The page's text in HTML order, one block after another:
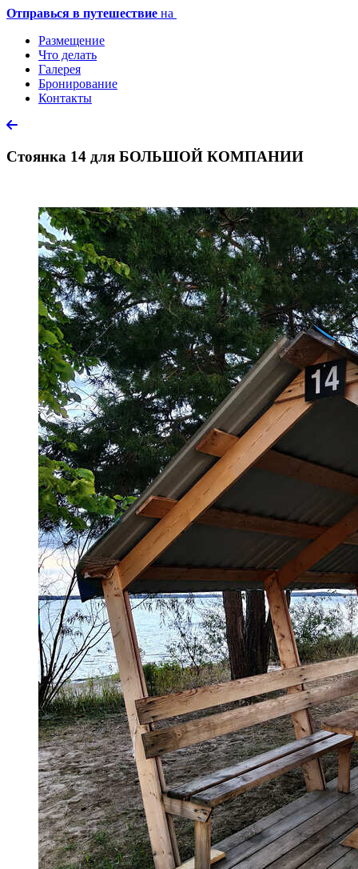
Отправься в путешествие на
Размещение
Что делать
Галерея
Бронирование
Контакты
Стоянка 14 для БОЛЬШОЙ КОМПАНИИ